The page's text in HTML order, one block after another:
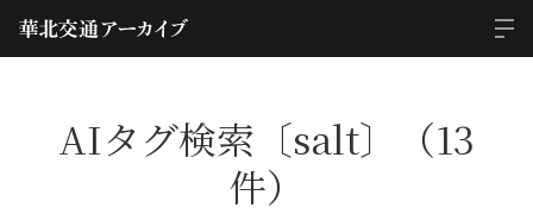
AIタグ検索〔salt〕（13
件）